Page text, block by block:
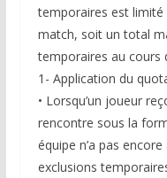
temporaires est limité
match, soit un total
temporaires au cours
1- Application du
• Lorsqu’un joueur
rencontre sous la
équipe n’a pas
exclusions